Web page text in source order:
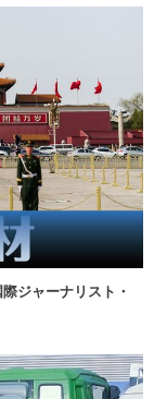
ジャーナリスト・